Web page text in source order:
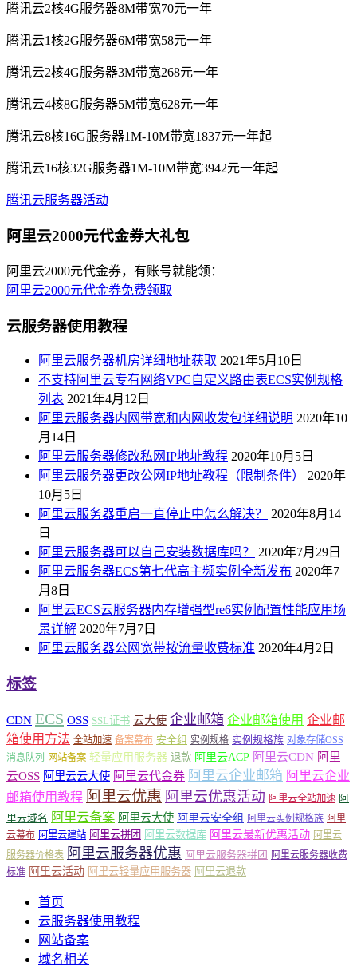
腾讯云2核4G服务器8M带宽70元一年
腾讯云1核2G服务器6M带宽58元一年
腾讯云2核4G服务器3M带宽268元一年
腾讯云4核8G服务器5M带宽628元一年
腾讯云8核16G服务器1M-10M带宽1837元一年起
腾讯云16核32G服务器1M-10M带宽3942元一年起
腾讯云服务器活动
阿里云2000元代金券大礼包
阿里云2000元代金券，有账号就能领：
阿里云2000元代金券免费领取
云服务器使用教程
阿里云服务器机房详细地址获取 2021年5月10日
不支持阿里云专有网络VPC自定义路由表ECS实例规格
列表 2021年4月12日
阿里云服务器内网带宽和内网收发包详细说明 2020年10
月14日
阿里云服务器修改私网IP地址教程 2020年10月5日
阿里云服务器更改公网IP地址教程（限制条件）
2020年
10月5日
阿里云服务器重启一直停止中怎么解决？
2020年8月14
日
阿里云服务器可以自己安装数据库吗？
2020年7月29日
阿里云服务器ECS第七代高主频实例全新发布 2020年7
月8日
阿里云ECS云服务器内存增强型re6实例配置性能应用场
景详解 2020年7月7日
阿里云服务器公网宽带按流量收费标准 2020年4月2日
标签
CDN ECS OSS SSL证书 云大使 企业邮箱 企业邮箱使用 企业邮
箱使用方法 全站加速 备案幕布 安全组 实例规格 实例规格族 对象存储OSS
消息队列
网站备案 轻量应用服务器 退款 阿里云ACP 阿里云CDN 阿里
云OSS 阿里云云大使 阿里云代金券 阿里云企业邮箱 阿里云企业
邮箱使用教程 阿里云优惠 阿里云优惠活动 阿里云全站加速 阿
里云域名 阿里云备案 阿里云大使 阿里云安全组 阿里云实例规格族 阿里
云幕布 阿里云建站 阿里云拼团 阿里云数据库 阿里云最新优惠活动 阿里云
服务器价格表 阿里云服务器优惠 阿里云服务器拼团 阿里云服务器收费
标准 阿里云活动 阿里云轻量应用服务器 阿里云退款
首页
云服务器使用教程
网站备案
域名相关